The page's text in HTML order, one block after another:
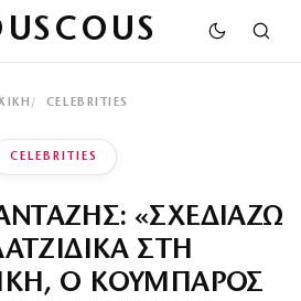
CELEBRITIES
CELEBRITIES
«ΣΧΕΔΙΑΖΩ
ΣΤΗ
Ο ΚΟΥΜΠΑΡΟΣ